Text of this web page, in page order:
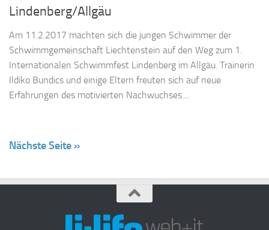
Lindenberg/Allgäu
Am 11.2.2017 machten sich die jungen Schwimmer der
Schwimmgemeinschaft Liechtenstein auf den Weg zum 1.
Internationalen Schwimmfest Lindenberg im Allgäu. Trainerin
Ildiko Bundics und einige Eltern freuten sich auf neue
Erfahrungen des motivierten Nachwuchses....
Nächste Seite »